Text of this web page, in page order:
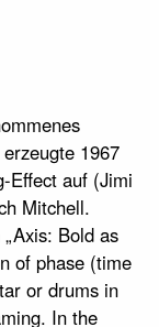
1967
Effect auf (Jimi
Mitchell.
Bold as
of phase (time
or drums in
In the